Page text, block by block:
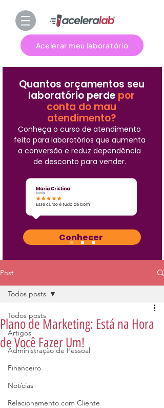
Acelerar meu laboratório
Quantos orçamentos seu
laboratório perde por
conta do mau
atendimento?
Conheça o curso de atendimento
feito para laboratórios que aumenta
a conversão e reduz dependência
de desconto para vender.
Conhecer
Post
Todos posts
Artigos
Administração de Pessoal
Financeiro
Notícias
Relacionamento com Cliente
Todos posts
Plano de Marketing: Está na Hora
de Você Fazer Um!